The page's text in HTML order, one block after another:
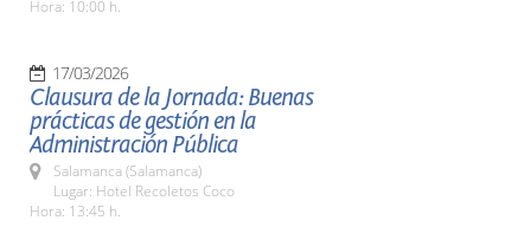
Hora: 10:00 h.
17/03/2026
Clausura de la Jornada: Buenas
prácticas de gestión en la
Administración Pública
Salamanca (Salamanca)
Lugar: Hotel Recoletos Coco
Hora: 13:45 h.